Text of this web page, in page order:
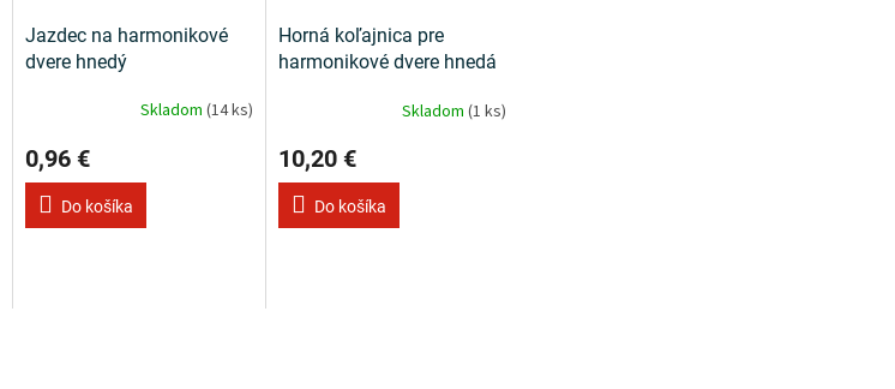
Jazdec na harmonikové
dvere hnedý
Skladom (14 ks)
0,96 €
Do košíka
Horná koľajnica pre
harmonikové dvere hnedá
Skladom(1 ks)
10,20 €
Do košíka